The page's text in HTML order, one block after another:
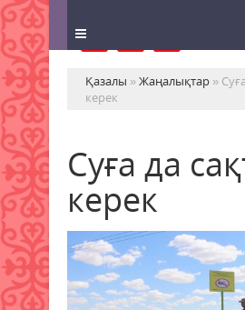
Қазалы »Жаңалықтар »
керек
Суға да
керек